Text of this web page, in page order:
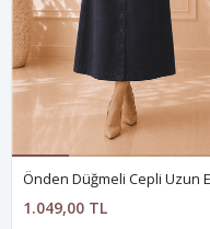
1.049,00 TL